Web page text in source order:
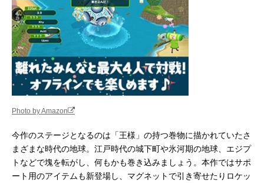
Photo by Amazon
今作のステージとなるのは「王様」の持つ巻物に描かれていたさ
まざまな時代の地球。江戸時代の城下町や氷河期の地球、エジプ
トなどで塊を転がし、何もかも巻き込みましょう。本作ではサポ
ート用のアイテムも新登場し、マグネットで引き寄せたりロケッ